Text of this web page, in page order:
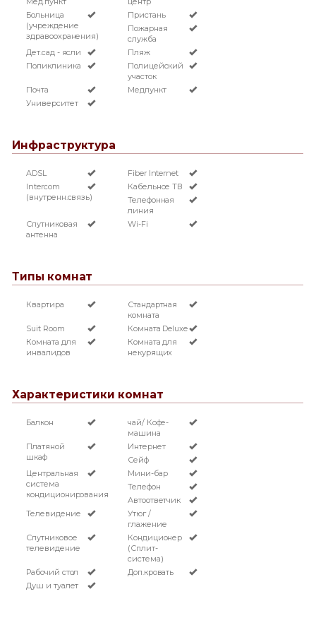
Больница
(учреждение
здравоохранения)
Пристань
Пожарная
служба
Дет.сад - ясли
Пляж
Поликлиника
Полицейский
участок
Почта
Медпункт
Университет
Инфраструктура
ADSL
Fiber Internet
Intercom
(внутренн.связь)
Кабельное ТВ
Телефонная
линия
Спутниковая
антенна
Wi-Fi
Типы комнат
Квартира
Стандартная
комната
Suit Room
Комната Deluxe
Комната для
инвалидов
Комната для
некурящих
Характеристики комнат
Балкон
чай/ Кофе-
машина
Платяной
шкаф
Интернет
Сейф
Центральная
система
кондиционирования
Мини-бар
Телефон
Автоответчик
Телевидение
Утюг /
глажение
Спутниковое
телевидение
Кондиционер
(Сплит-
система)
Рабочий стол
Доп.кровать
Душ и туалет